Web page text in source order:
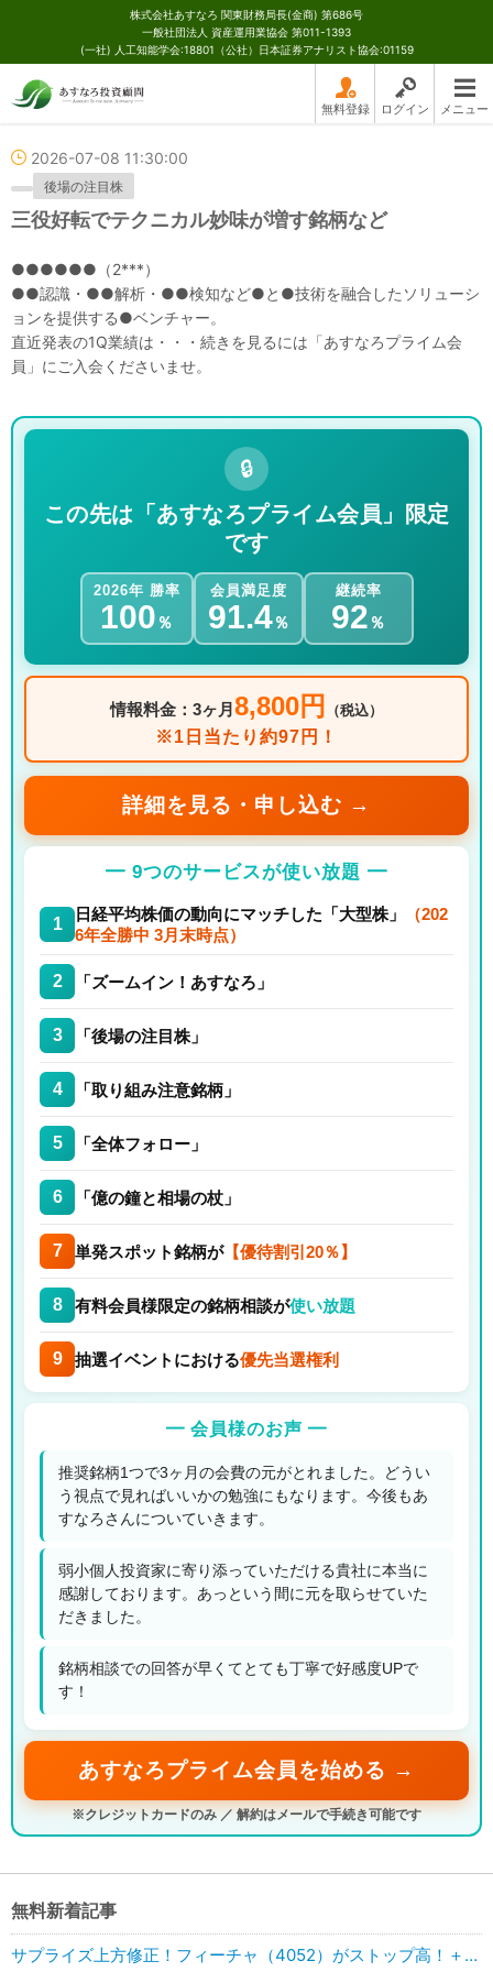
株式会社あすなろ 関東財務局長(金商) 第686号
一般社団法人 資産運用業協会 第011-1393
(一社) 人工知能学会:18801（公社）日本証券アナリスト協会:01159
無料登録 ログイン メニュー
2026-07-08 11:30:00
後場の注目株
三役好転でテクニカル妙味が増す銘柄など
●●●●●●（2***）
●●認識・●●解析・●●検知など●と●技術を融合したソリューシ
ョンを提供する●ベンチャー。
直近発表の1Q業績は・・・続きを見るには「あすなろプライム会
員」にご入会くださいませ。
🔒
この先は「あすなろプライム会員」限定
です
2026年 勝率
100 ％
会員満足度
91.4％
継続率
92 ％
情報料金：3ヶ月 8,800円 （税込）
※1日当たり約97円！
詳細を見る・申し込む →
━ 9つのサービスが使い放題 ━
1
日経平均株価の動向にマッチした「大型株」
（202
6年全勝中 3月末時点）
2 「ズームイン！あすなろ」
3 「後場の注目株」
4 「取り組み注意銘柄」
5 「全体フォロー」
6 「億の鐘と相場の杖」
7 単発スポット銘柄が【優待割引20％】
8 有料会員様限定の銘柄相談が使い放題
9 抽選イベントにおける優先当選権利
━ 会員様のお声 ━
推奨銘柄1つで3ヶ月の会費の元がとれました。どうい
う視点で見ればいいかの勉強にもなります。今後もあ
すなろさんについていきます。
弱小個人投資家に寄り添っていただける貴社に本当に
感謝しております。あっという間に元を取らせていた
だきました。
銘柄相談での回答が早くてとても丁寧で好感度UPで
す！
あすなろプライム会員を始める →
※クレジットカードのみ ／ 解約はメールで手続き可能です
無料新着記事
サプライズ上方修正！フィーチャ（4052）がストップ高！＋49.35％UP！